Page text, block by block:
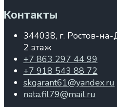
Контакты
344038, г. Ростов-
2 этаж
+7 863 297 44 99
+7 918 543 88 72
skgarant61@yandex.ru
nata.fil79@mail.ru